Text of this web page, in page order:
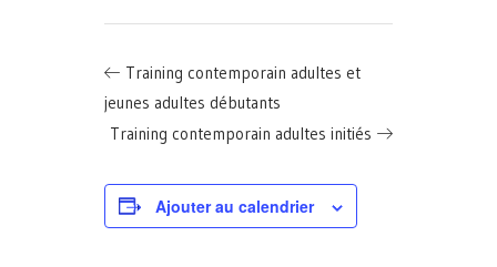
Training contemporain adultes et
jeunes adultes débutants
Training contemporain adultes initiés
Ajouter au calendrier